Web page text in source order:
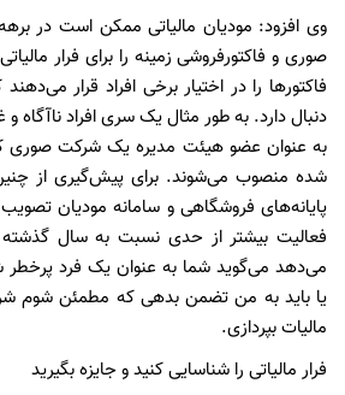
وی افزود: مودیان مالیاتی ممکن است در
صوری و فاکتورفروشی زمینه را برای فرار
فاکتورها را در اختیار برخی افراد قرار می‌دهند
دنبال دارد. به طور مثال یک سری افراد ناآگاه
به عنوان عضو هیئت مدیره یک شرکت صوری که
فعالیت بیشتر از حدی نسبت به سال گذشته
می‌دهد می‌گوید شما به عنوان یک فرد پرخطر
یا باید به من تضمن بدهی که مطمئن شوم
مالیات بپردازی.
فرار مالیاتی را شناسایی کنید و جایزه بگیرید